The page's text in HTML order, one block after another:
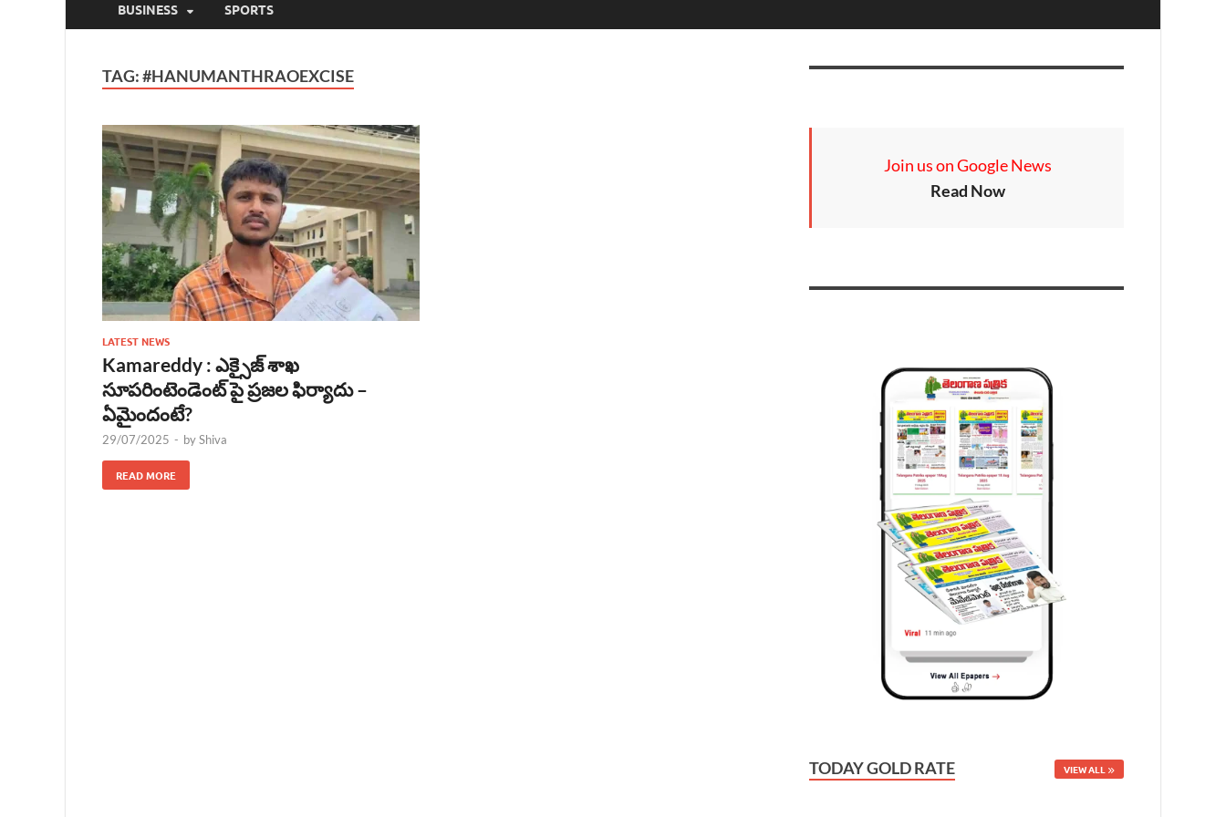
BUSINESS SPORTS
TAG:#HANUMANTHRAOEXCISE
LATEST NEWS
Kamareddy : ఎక్సైజ్ శాఖ
సూపరింటెండెంట్ పై ప్రజల ఫిర్యాదు –
ఏమైందంటే?
29/07/2025 - byShiva
READ MORE
Join us on Google News
Read Now
TODAY GOLD RATE VIEW ALL